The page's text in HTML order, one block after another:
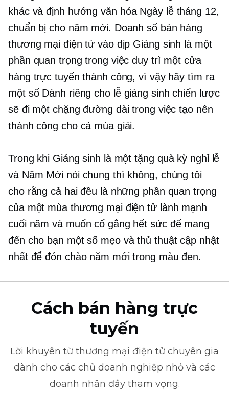
khác vàđịnh hướng văn hóaNgày lễ tháng 12,
chuẩn bị cho năm mới. Doanh số bán hàng
thương mại điện tử vào dịp Giáng sinh là một
phần quan trọng trong việc duy trì một cửa
hàng trực tuyến thành công, vì vậy hãy tìm ra
một số Dành riêng cho lễ giáng sinh chiến lược
sẽ đi một chặng đường dài trong việc tạo nên
thành công cho cả mùa giải.
Trong khi Giáng sinh là mộttặng quàkỳ nghỉ lễ
và Năm Mới nói chung thì không, chúng tôi
cho rằng cả hai đều là những phần quan trọng
của một mùa thương mại điện tử lành mạnh
cuối năm và muốn cố gắng hết sức để mang
đến cho bạn một số mẹo và thủ thuật cập nhật
nhất để đón chào năm mới trong màu đen.
Cách bán hàng trực
tuyến
Lời khuyên từ thương mại điện tử chuyên gia
dành cho các chủ doanh nghiệp nhỏ và các
doanh nhân đầy tham vọng.